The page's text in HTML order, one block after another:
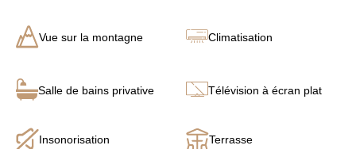
Vue sur la montagne Climatisation
Salle de bains privative Télévision à écran plat
Insonorisation Terrasse